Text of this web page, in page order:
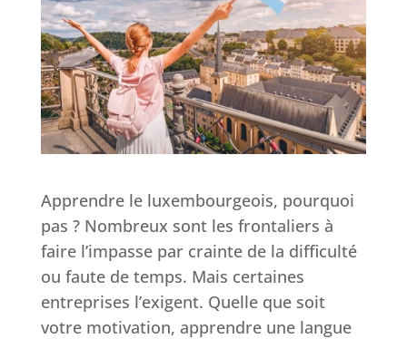
Apprendre le luxembourgeois, pourquoi
pas ? Nombreux sont les frontaliers à
faire l’impasse par crainte de la difficulté
ou faute de temps. Mais certaines
entreprises l’exigent. Quelle que soit
votre motivation, apprendre une langue